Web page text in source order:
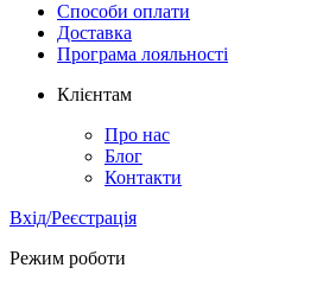
Способи оплати
Доставка
Програма лояльності
Клієнтам
Про нас
Блог
Контакти
Вхід/Реєстрація
Режим роботи